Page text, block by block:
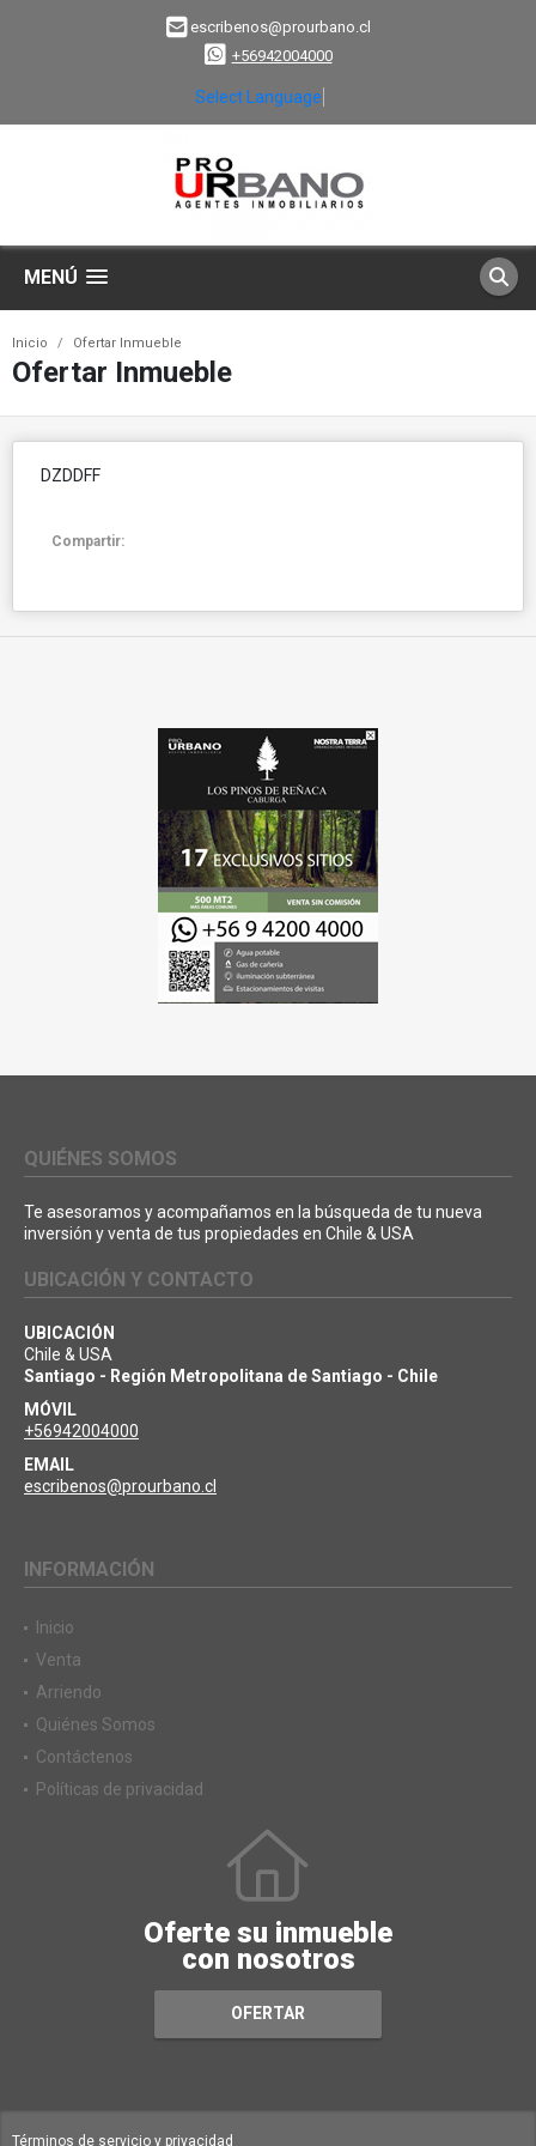
escribenos@prourbano.cl
+56942004000
Select Language
MENÚ
Inicio Ofertar Inmueble
Ofertar Inmueble
DZDDFF
Compartir:
QUIÉNES SOMOS
Te asesoramos y acompañamos en la búsqueda de tu nueva
inversión y venta de tus propiedades en Chile & USA
UBICACIÓN Y CONTACTO
UBICACIÓN
Chile & USA
Santiago - Región Metropolitana de Santiago - Chile
MÓVIL
+56942004000
EMAIL
escribenos@prourbano.cl
INFORMACIÓN
Inicio
Venta
Arriendo
Quiénes Somos
Contáctenos
Políticas de privacidad
Oferte su inmueble
con nosotros
OFERTAR
Términos de servicio y privacidad